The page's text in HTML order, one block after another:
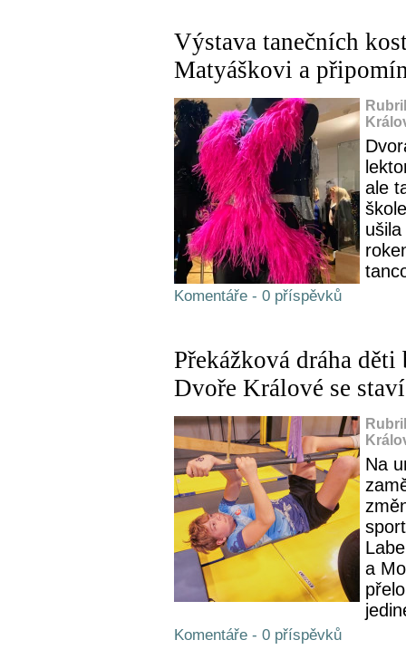
Výstava tanečních
Matyáškovi a
ale
Komentáře - 0 příspěvků
Překážková dráha
Dvoře Králové se
Na
a
Komentáře - 0 příspěvků